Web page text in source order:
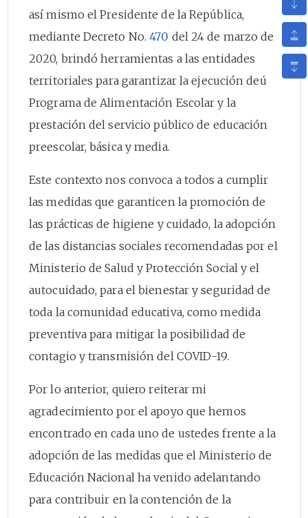
así mismo el Presidente de la República,
mediante Decreto No.470 del 24 de marzo de
2020, brindó herramientas a las entidades
territoriales para garantizar la ejecución deú
Programa de Alimentación Escolar y la
prestación del servicio público de educación
preescolar, básica y media.
Este contexto nos convoca a todos a cumplir
las medidas que garanticen la promoción de
las prácticas de higiene y cuidado, la adopción
de las distancias sociales recomendadas por el
Ministerio de Salud y Protección Social y el
autocuidado, para el bienestar y seguridad de
toda la comunidad educativa, como medida
preventiva para mitigar la posibilidad de
contagio y transmisión del COVID-19.
Por lo anterior, quiero reiterar mi
agradecimiento por el apoyo que hemos
encontrado en cada uno de ustedes frente a la
adopción de las medidas que el Ministerio de
Educación Nacional ha venido adelantando
para contribuir en la contención de la